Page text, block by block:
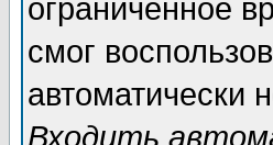
ограниченное
смог
автоматически
Входить